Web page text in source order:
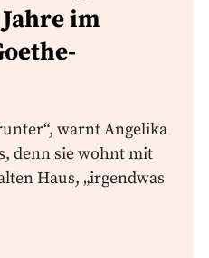
im
warnt Angelika
denn sie wohnt mit
Haus, „irgendwas